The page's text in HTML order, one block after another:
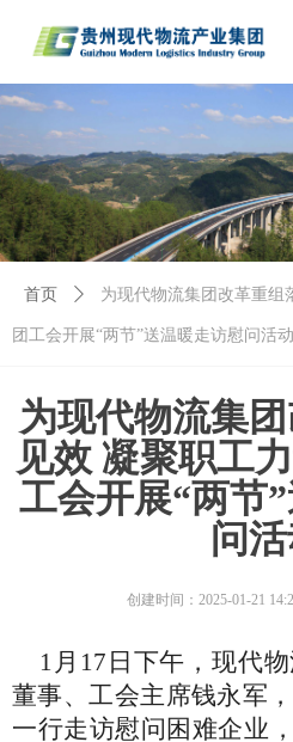
为现代物流集
见效 凝聚职工
工会开展“两节
问
1月17日下午，现代物
董事、工会主席钱永军
一行走访慰问 困难企业
首页 ꄲ 为现代物流集团改革重组
团工会开展“两节”送温暖走访慰问活动
创建时间： 2025-01-21